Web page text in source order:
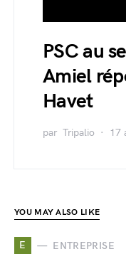
PSC au
Amiel
Havet
par Tripalio 17
YOU MAY ALSO LIKE
E ENTREPRISE